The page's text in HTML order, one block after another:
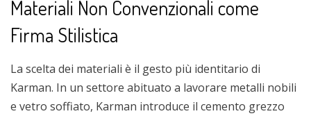
Materiali Non Convenzionali come
Firma Stilistica
La scelta dei materiali è il gesto più identitario di
Karman. In un settore abituato a lavorare metalli nobili
e vetro soffiato, Karman introduce il cemento grezzo